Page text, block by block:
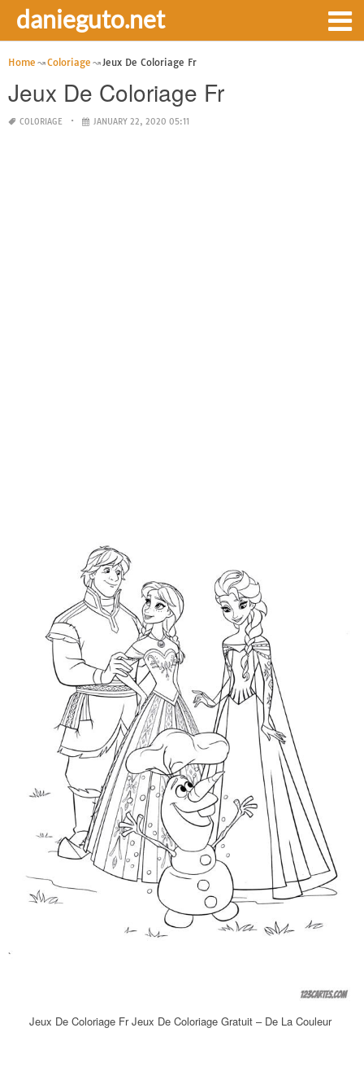
danieguto.net
Home Coloriage Jeux De Coloriage Fr
Jeux De Coloriage Fr
COLORIAGE JANUARY 22, 2020 05:11
Jeux De Coloriage Fr Jeux De Coloriage Gratuit – De La Couleur